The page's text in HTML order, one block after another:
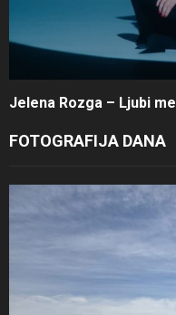
Jelena Rozga – Ljubi me
FOTOGRAFIJA DANA